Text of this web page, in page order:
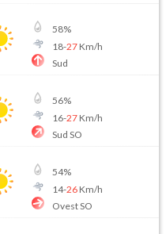
58%
18-27Km/h
Sud
56%
16-27Km/h
Sud SO
54%
14-26Km/h
Ovest SO